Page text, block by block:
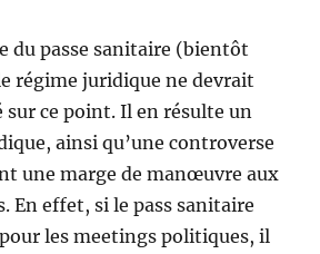
du passe sanitaire (bientôt
régime juridique ne devrait
sur ce point. Il en résulte un
ainsi qu’une controverse
une marge de manœuvre aux
En effet, si le pass sanitaire
les meetings politiques, il